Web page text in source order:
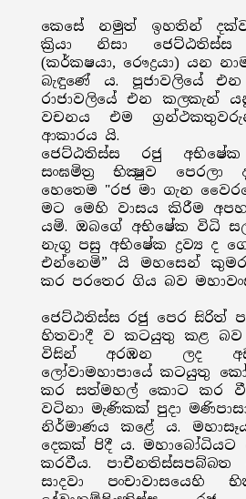
කෙසේ නමුත් ඉහතින්
ක්‍රියා නිසා
(කර්කෂයා, රෞද්‍රයා) යන
බැඳුණේ ය. පූජාවලියේ
රාජාවලියේ එන කලකැන්
වචනය එම
ආකාරය යි.
ජෙට්ඨතිස්ස රජු
සංඝමිත්‍ර භික්‍ෂුව
හෙතෙම "රජ මා ගැන
මට මෙහි වාසය කිරීම
යමි. ඔබගේ අභිෂේක විධි
නැගූ පසු අභිෂේක ද්‍රව්‍ය ද
එන්නෙමි” යි මහසෙන්
කර පරතෙර ගිය බව
ජෙට්ඨතිස්ස රජු පෙර සිරිත්
හිතවාදී ව කටයුතු කළ බව
විසින් අරඹන ලද
ලෝවාමහාපායේ කටයුතු
කර සත්මහල් කොට කර
වටිනා මැණිකක් පුදා
නිර්මාණය කළේ ය.
දෙකක් පිදී ය.
කරවීය.
සාදවා පංචාවාසයෙහි